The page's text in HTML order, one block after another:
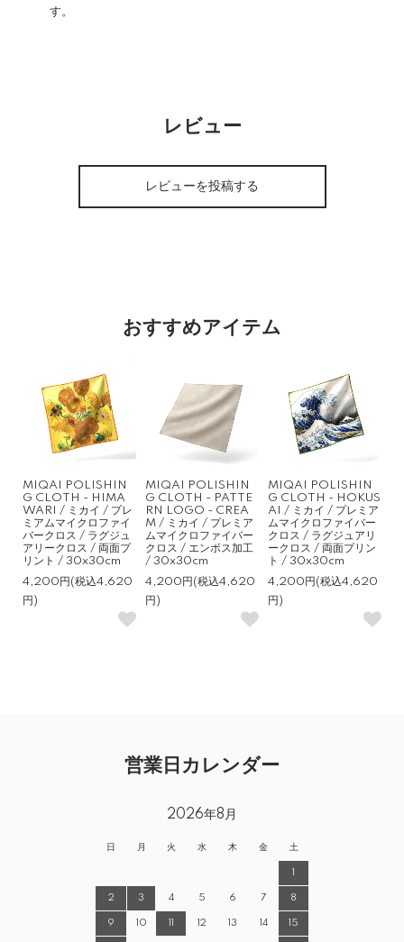
す。
レビュー
レビューを投稿する
おすすめアイテム
MIQAI POLISHIN
G CLOTH - HIMA
WARI / ミカイ / プレ
ミアムマイクロファイ
バークロス / ラグジュ
アリークロス / 両面プ
リント / 30x30cm
4,200円(税込4,620
円)
MIQAI POLISHIN
G CLOTH - PATTE
RN LOGO - CREA
M / ミカイ / プレミア
ムマイクロファイバー
クロス / エンボス加工
/ 30x30cm
4,200円(税込4,620
円)
MIQAI POLISHIN
G CLOTH - HOKUS
AI / ミカイ / プレミア
ムマイクロファイバー
クロス / ラグジュアリ
ークロス / 両面プリン
ト / 30x30cm
4,200円(税込4,620
円)
営業日カレンダー
2026年8月
日 月 火 水 木 金 土
2 3 4 5 6 7 8
9 10 12 13 14 15